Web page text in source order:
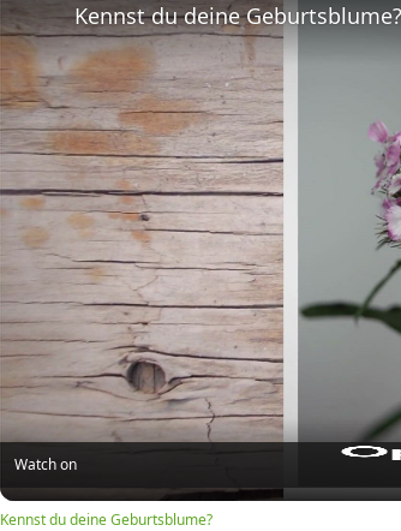
Kennst du deine Geburtsblume?
Watch on
Kennst du deine Geburtsblume?